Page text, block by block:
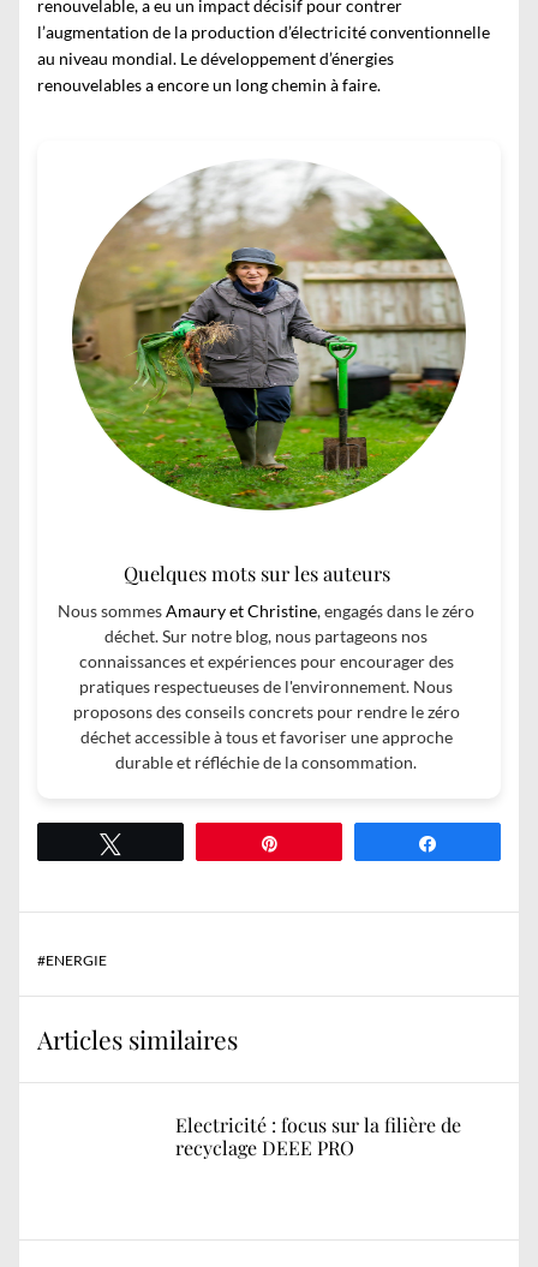
renouvelable, a eu un impact décisif pour contrer
l’augmentation de la production d’électricité conventionnelle
au niveau mondial. Le développement d’énergies
renouvelables a encore un long chemin à faire.
Quelques mots sur les auteurs
Nous sommesAmaury et Christine, engagés dans le zéro
déchet. Sur notre blog, nous partageons nos
connaissances et expériences pour encourager des
pratiques respectueuses de l'environnement. Nous
proposons des conseils concrets pour rendre le zéro
déchet accessible à tous et favoriser une approche
durable et réfléchie de la consommation.
#ENERGIE
Articles similaires
Electricité : focus sur la filière de
recyclage DEEE PRO